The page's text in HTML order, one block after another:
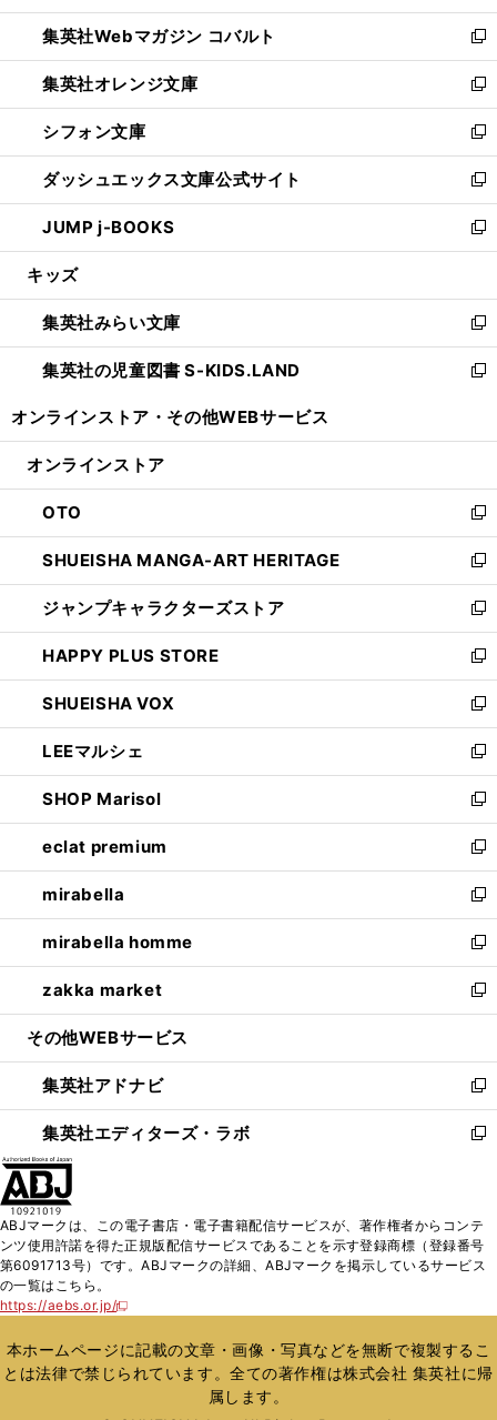
開
く
ウ
で
開
く
ン
ド
ウ
で
開
く
ウ
ィ
ン
ド
ウ
で
開
く
集英社Webマガジン コバルト
新
し
い
ウ
ィ
ン
ド
ウ
で
開
集英社オレンジ文庫
新
し
い
ウ
ィ
ン
ド
ウ
開
く
シフォン文庫
新
し
い
ウ
ィ
ン
ウ
で
開
く
ダッシュエックス文庫公式サイト
新
し
い
ウ
ン
ド
ウ
で
JUMP j-BOOKS
新
し
ウ
ィ
ン
ド
開
キッズ
集英社みらい文庫
新
し
い
ン
ウ
で
開
く
集英社の児童図書 S-KIDS.LAND
新
ウ
ン
ド
ウ
で
開
く
オンラインストア・ その他WEBサービス
オンラインストア
OTO
新
し
い
ウ
ィ
ン
ド
ウ
で
開
く
SHUEISHA MANGA-ART HERITAGE
新
し
い
ウ
ィ
ン
ド
ウ
で
開
く
ジャンプキャラクターズストア
新
し
い
ウ
ィ
ン
ド
ウ
で
開
く
HAPPY PLUS STORE
新
し
い
ウ
ィ
ン
ド
ウ
で
開
く
SHUEISHA VOX
新
し
い
ウ
ィ
ン
ド
ウ
で
開
く
LEEマルシェ
新
し
い
ウ
ィ
ン
ド
ウ
で
開
く
SHOP Marisol
新
し
い
ウ
ィ
ン
ド
ウ
で
開
eclat premium
新
し
い
ウ
ィ
ン
ド
ウ
開
く
mirabella
新
し
い
ウ
ィ
ン
ウ
で
開
く
mirabella homme
新
し
い
ウ
ン
ド
ウ
で
zakka market
新
し
ウ
ィ
ン
ド
く
その他WEBサービス
集英社アドナビ
新
し
い
ド
ウ
で
集英社エディターズ・ラボ
新
ィ
ン
ド
開
く
ABJマークは、この電子書店・電子書籍配信サービスが、著作権者からコンテ
ンツ使用許諾を得た正規版配信サービスであることを示す登録商標（登録番号
第6091713号）です。ABJマークの詳細、ABJマークを掲示しているサービス
の一覧はこちら。
https://aebs.or.jp/
新
い
ウ
ィ
本ホームページに記載の文章・画像・写真などを無断で複製するこ
とは法律で禁じられています。全ての著作権は株式会社 集英社に帰
属します。